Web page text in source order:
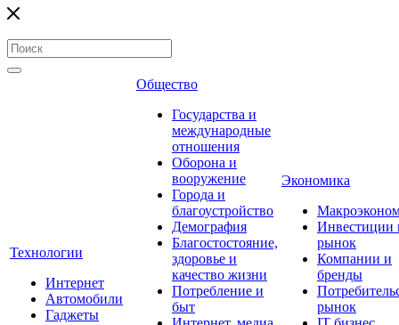
Технологии
Интернет
Автомобили
Гаджеты
Общество
Государства и
международные
отношения
Оборона и
вооружение
Города и
благоустройство
Демография
Благостостояние,
здоровье и
качество жизни
Потребление и
быт
Экономика
Инвестиции
рынок
Компании и
бренды
рынок